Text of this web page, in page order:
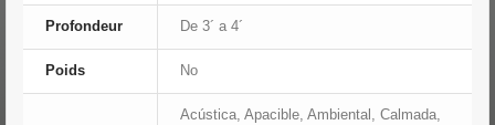
Profondeur De 3´ a 4´
Poids No
Acústica, Apacible, Ambiental, Calmada,